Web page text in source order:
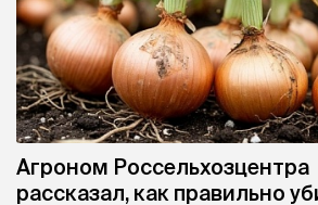
Агроном Россельхозцентра
рассказал, как правильно